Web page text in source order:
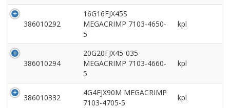
386010292
16G16FJX45S
MEGACRIMP 7103-4650-
5
kpl
386010294
20G20FJX45-035
MEGACRIMP 7103-4660-
5
kpl
386010332
4G4FJX90M MEGACRIMP
7103-4705-5
kpl